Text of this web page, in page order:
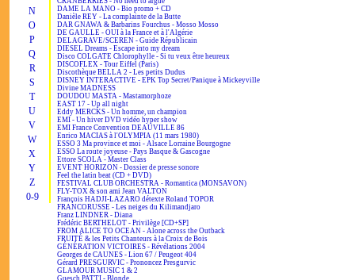
N
O
P
Q
R
S
T
U
V
W
X
Y
Z
0-9
DAME LA MANO - Bio promo + CD
Danièle REY - La complainte de la Butte
DAR GNAWA & Barbarins Fourchus - Mosso Mosso
DE GAULLE - OUI à la France et à l'Algérie
DELAGRAVE/SCEREN - Guide Républicain
DIESEL Dreams - Escape into my dream
Disco COLGATE Chlorophylle - Si tu veux être heureux
DISCOFLEX - Tour Eiffel (Paris)
Discothèque BELLA 2 - Les petits Dudus
DISNEY INTERACTIVE - EPK Top Secret/Panique à Mickeyville
Divine MADNESS
DOUDOU MASTA - Mastamorphoze
EAST 17 - Up all night
Eddy MERCKS - Un homme, un champion
EMI - Un hiver DVD vidéo hyper show
EMI France Convention DEAUVILLE 86
Enrico MACIAS à l'OLYMPIA (11 mars 1980)
ESSO 3 Ma province et moi - Alsace Lorraine Bourgogne
ESSO La route joyeuse - Pays Basque & Gascogne
Ettore SCOLA - Master Class
EVENT HORIZON - Dossier de presse sonore
Feel the latin beat (CD + DVD)
FESTIVAL CLUB ORCHESTRA - Romantica (MONSAVON)
FLY-TOX & son ami Jean VALTON
François HADJI-LAZARO détexte Roland TOPOR
FRANCORUSSE - Les neiges du Kilimandjaro
Franz LINDNER - Diana
Frédéric BERTHELOT - Privilège [CD+SP]
FROM ALICE TO OCEAN - Alone across the Outback
FRUITÉ & les Petits Chanteurs à la Croix de Bois
GÉNÉRATION VICTOIRES - Révélations 2004
Georges de CAUNES - Lion 67 / Peugeot 404
Gérard PRESGURVIC - Prononcez Presgurvic
GLAMOUR MUSIC 1 & 2
Guesch PATTI - Blonde